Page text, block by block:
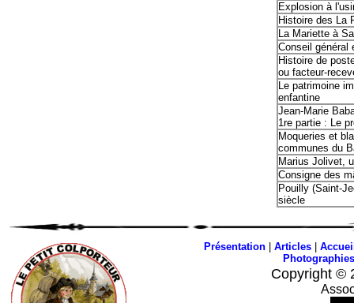
Explosion à
Histoire des La
La Mariette à
Conseil général
Histoire de
ou facteur-
Le patrimoine
enfantine
Jean-Marie
1re partie : Le
Moqueries et
communes du
Marius Jolivet,
Consigne des
Pouilly (Saint-
siècle
Présentation| Articles|
Photographies
Copyright ©